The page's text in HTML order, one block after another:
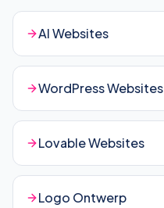
AI Websites
WordPress Websites
Lovable Websites
Logo Ontwerp